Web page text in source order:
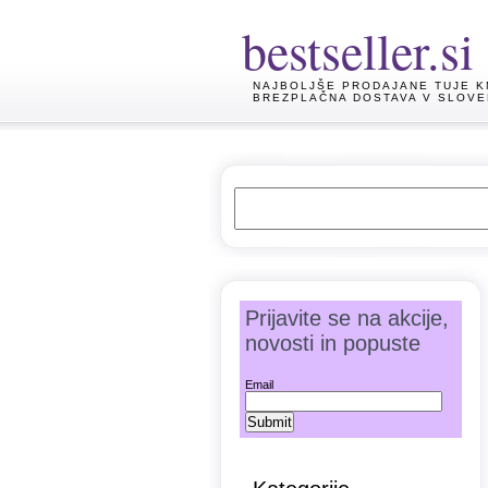
bestseller.si
NAJBOLJŠE PRODAJANE TUJE
BREZPLAČNA DOSTAVA V
Prijavite se na akcije,
novosti in popuste
Email